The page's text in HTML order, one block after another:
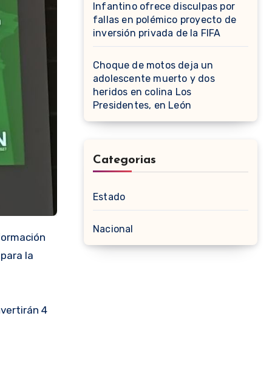
la
4
Infantino ofrece disculpas por
fallas en polémico proyecto de
inversión privada de la FIFA
Choque de motos deja un
adolescente muerto y dos
heridos en colina Los
Presidentes, en León
Categorias
Estado
Nacional